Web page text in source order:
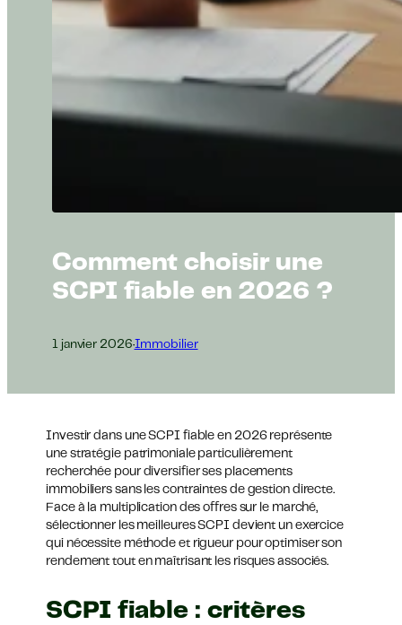
Comment choisir une
SCPI fiable en 2026 ?
1 janvier 2026·Immobilier
Investir dans une SCPI fiable en 2026 représente
une stratégie patrimoniale particulièrement
recherchée pour diversifier ses placements
immobiliers sans les contraintes de gestion directe.
Face à la multiplication des offres sur le marché,
sélectionner les meilleures SCPI devient un exercice
qui nécessite méthode et rigueur pour optimiser son
rendement tout en maîtrisant les risques associés.
SCPI fiable : critères